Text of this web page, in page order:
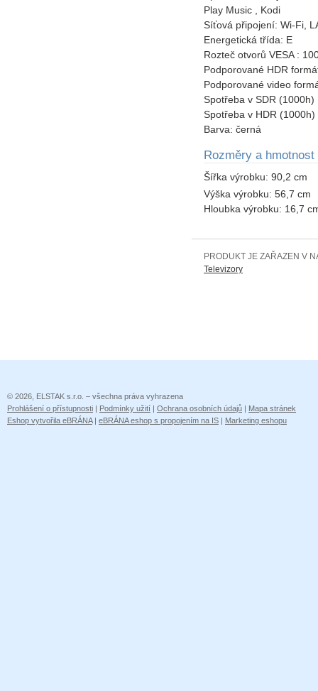
Play Music , Kodi
Síťová připojení: Wi-Fi,
Energetická třída: E
Rozteč otvorů VESA :
Podporované HDR
Podporované video
Spotřeba v SDR
Spotřeba v HDR
Barva: černá
Rozměry a
Šířka výrobku: 90,2 cm
Výška výrobku: 56,7 cm
Hloubka výrobku: 16,7
PRODUKT JE ZAŘAZEN V
Televizory
© 2026, ELSTAK s.r.o. – všechna práva vyhrazena
Prohlášení o přístupnosti | Podmínky užití | Ochrana osobních údajů | Mapa stránek
Eshop vytvořila eBRÁNA| eBRÁNA eshop s propojením na IS | Marketing eshopu